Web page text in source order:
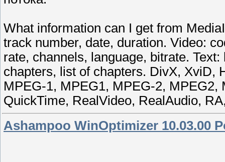
What information can I get from
track number, date, duration. Video:
rate, channels, language, bitrate.
chapters, list of chapters. DivX, XviD,
MPEG-1, MPEG1, MPEG-2,
QuickTime, RealVideo, RealAudio,
Ashampoo WinOptimizer 10.03.00